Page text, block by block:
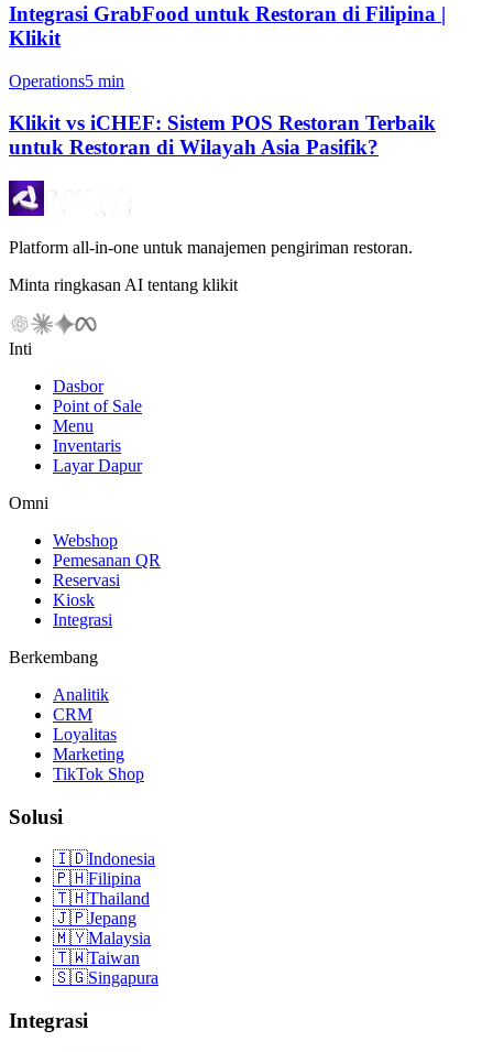
Integrasi GrabFood untuk Restoran di Filipina |
Klikit
Operations5 min
Klikit vs iCHEF: Sistem POS Restoran Terbaik
untuk Restoran di Wilayah Asia Pasifik?
Platform all-in-one untuk manajemen pengiriman restoran.
Minta ringkasan AI tentang klikit
Inti
Dasbor
Point of Sale
Menu
Inventaris
Layar Dapur
Omni
Webshop
Pemesanan QR
Reservasi
Kiosk
Integrasi
Berkembang
Analitik
CRM
Loyalitas
Marketing
TikTok Shop
Solusi
🇮🇩Indonesia
🇵🇭Filipina
🇹🇭Thailand
🇯🇵Jepang
🇲🇾Malaysia
🇹🇼Taiwan
🇸🇬Singapura
Integrasi